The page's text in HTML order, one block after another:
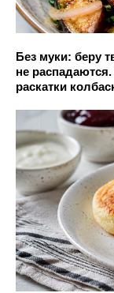
Без муки: беру
не
раскатки